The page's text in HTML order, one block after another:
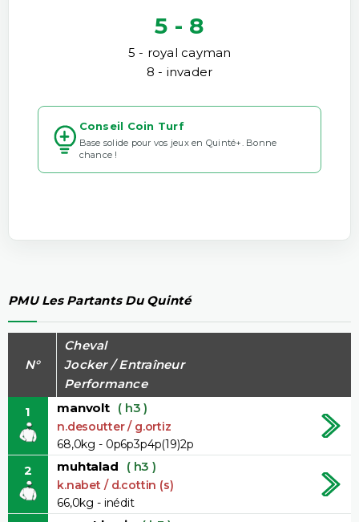
5 - 8
5 - royal cayman
8 - invader
Conseil Coin Turf
Base solide pour vos jeux en Quinté+. Bonne
chance !
PMU Les Partants Du Quinté
N°
Cheval
Jocker / Entraîneur
Performance
1
manvolt ( h3 )
n.desoutter / g.ortiz
68,0kg - 0p6p3p4p(19)2p
2 muhtalad ( h3 )
k.nabet / d.cottin (s)
66,0kg - inédit